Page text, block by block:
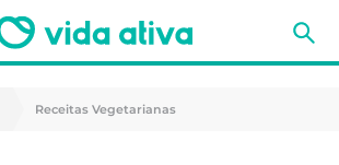
Receitas Vegetarianas